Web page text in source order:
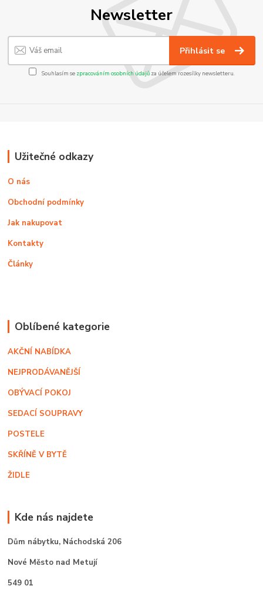
Newsletter
Přihlásit se
Souhlasím se zpracováním osobních údajůza účelem rozesílky newsletteru.
Užitečné odkazy
O nás
Obchodní podmínky
Jak nakupovat
Kontakty
Články
Oblíbené kategorie
AKČNÍ NABÍDKA
NEJPRODÁVANĚJŠÍ
OBÝVACÍ POKOJ
SEDACÍ SOUPRAVY
POSTELE
SKŘÍNĚ V BYTĚ
ŽIDLE
Kde nás najdete
Dům nábytku, Náchodská 206
Nové Město nad Metují
549 01